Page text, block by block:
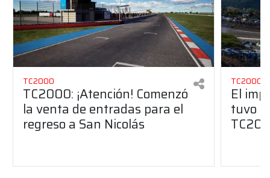
TC2000
TC2000: ¡Atención! Comenzó
la venta de entradas para el
regreso a San Nicolás
TC2000
El
tuvo